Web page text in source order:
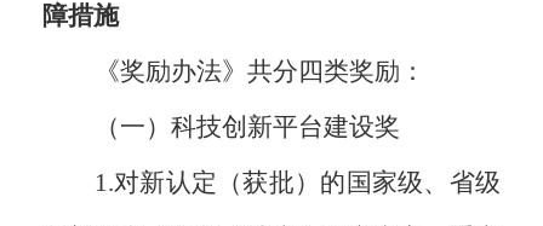
障措施
《奖励办法》共分四类奖励：
（一）科技创新平台建设奖
1.对新认定（获批）的国家级、省级